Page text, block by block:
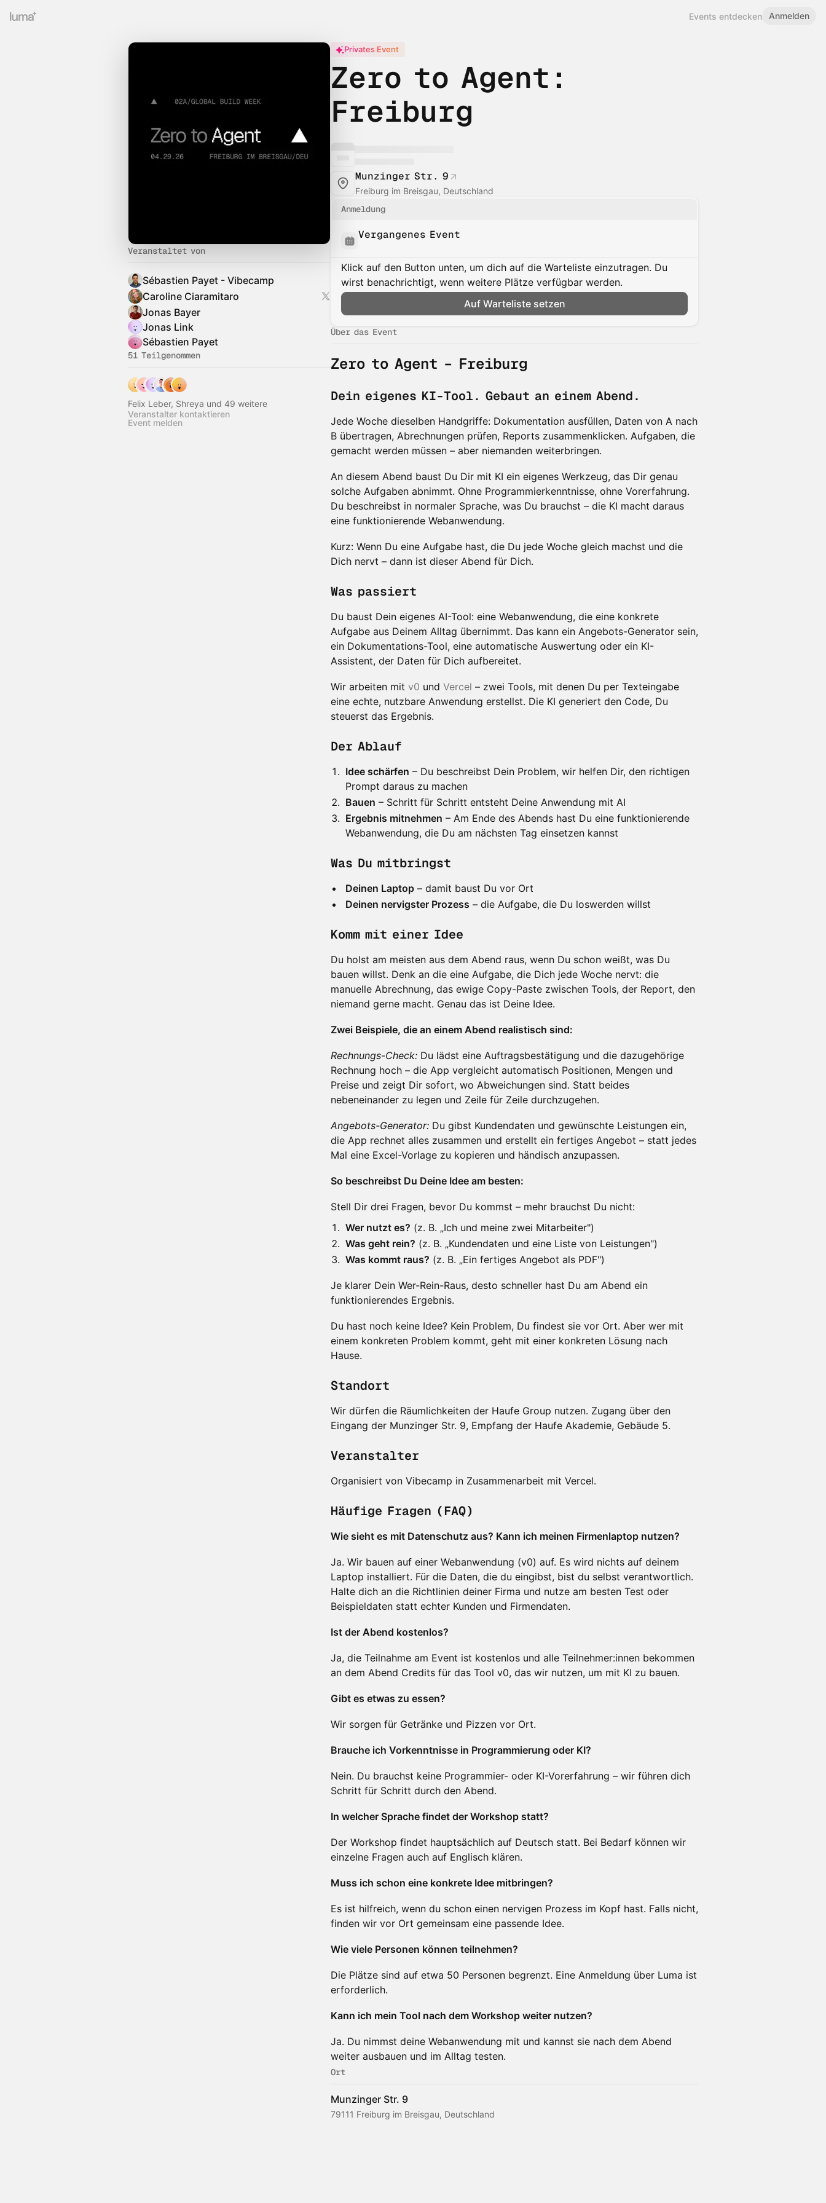
Events entdecken Anmelden
Veranstaltet von
Sébastien Payet - Vibecamp
Caroline Ciaramitaro
Jonas Bayer
Jonas Link
Sébastien Payet
51 Teilgenommen
Felix Leber, Shreya und 49 weitere
Veranstalter kontaktieren
Event melden
Privates Event
Zero to Agent:
Freiburg
Munzinger Str. 9
Freiburg im Breisgau, Deutschland
Anmeldung
Vergangenes Event
Klick auf den Button unten, um dich auf die Warteliste einzutragen. Du
wirst benachrichtigt, wenn weitere Plätze verfügbar werden.
Auf Warteliste setzen
Über das Event
Zero to Agent – Freiburg
Dein eigenes KI-Tool. Gebaut an einem Abend.
Jede Woche dieselben Handgriffe: Dokumentation ausfüllen, Daten von A nach
B übertragen, Abrechnungen prüfen, Reports zusammenklicken. Aufgaben, die
gemacht werden müssen – aber niemanden weiterbringen.
An diesem Abend baust Du Dir mit KI ein eigenes Werkzeug, das Dir genau
solche Aufgaben abnimmt. Ohne Programmierkenntnisse, ohne Vorerfahrung.
Du beschreibst in normaler Sprache, was Du brauchst – die KI macht daraus
eine funktionierende Webanwendung.
Kurz: Wenn Du eine Aufgabe hast, die Du jede Woche gleich machst und die
Dich nervt – dann ist dieser Abend für Dich.
Was passiert
Du baust Dein eigenes AI-Tool: eine Webanwendung, die eine konkrete
Aufgabe aus Deinem Alltag übernimmt. Das kann ein Angebots-Generator sein,
ein Dokumentations-Tool, eine automatische Auswertung oder ein KI-
Assistent, der Daten für Dich aufbereitet.
Wir arbeiten mit v0 und Vercel – zwei Tools, mit denen Du per Texteingabe
eine echte, nutzbare Anwendung erstellst. Die KI generiert den Code, Du
steuerst das Ergebnis.
Der Ablauf
Idee schärfen – Du beschreibst Dein Problem, wir helfen Dir, den richtigen
Prompt daraus zu machen
Bauen – Schritt für Schritt entsteht Deine Anwendung mit AI
Ergebnis mitnehmen – Am Ende des Abends hast Du eine funktionierende
Webanwendung, die Du am nächsten Tag einsetzen kannst
Was Du mitbringst
Deinen Laptop – damit baust Du vor Ort
Deinen nervigster Prozess – die Aufgabe, die Du loswerden willst
Komm mit einer Idee
Du holst am meisten aus dem Abend raus, wenn Du schon weißt, was Du
bauen willst. Denk an die eine Aufgabe, die Dich jede Woche nervt: die
manuelle Abrechnung, das ewige Copy-Paste zwischen Tools, der Report, den
niemand gerne macht. Genau das ist Deine Idee.
Zwei Beispiele, die an einem Abend realistisch sind:
Rechnungs-Check: Du lädst eine Auftragsbestätigung und die dazugehörige
Rechnung hoch – die App vergleicht automatisch Positionen, Mengen und
Preise und zeigt Dir sofort, wo Abweichungen sind. Statt beides
nebeneinander zu legen und Zeile für Zeile durchzugehen.
Angebots-Generator: Du gibst Kundendaten und gewünschte Leistungen ein,
die App rechnet alles zusammen und erstellt ein fertiges Angebot – statt jedes
Mal eine Excel-Vorlage zu kopieren und händisch anzupassen.
So beschreibst Du Deine Idee am besten:
Stell Dir drei Fragen, bevor Du kommst – mehr brauchst Du nicht:
Wer nutzt es? (z. B. „Ich und meine zwei Mitarbeiter")
Was geht rein? (z. B. „Kundendaten und eine Liste von Leistungen")
Was kommt raus? (z. B. „Ein fertiges Angebot als PDF")
Je klarer Dein Wer-Rein-Raus, desto schneller hast Du am Abend ein
funktionierendes Ergebnis.
Du hast noch keine Idee? Kein Problem, Du findest sie vor Ort. Aber wer mit
einem konkreten Problem kommt, geht mit einer konkreten Lösung nach
Hause.
Standort
Wir dürfen die Räumlichkeiten der Haufe Group nutzen. Zugang über den
Eingang der Munzinger Str. 9, Empfang der Haufe Akademie, Gebäude 5.
Veranstalter
Organisiert von Vibecamp in Zusammenarbeit mit Vercel.
Häufige Fragen (FAQ)
Wie sieht es mit Datenschutz aus? Kann ich meinen Firmenlaptop nutzen?
Ja. Wir bauen auf einer Webanwendung (v0) auf. Es wird nichts auf deinem
Laptop installiert. Für die Daten, die du eingibst, bist du selbst verantwortlich.
Halte dich an die Richtlinien deiner Firma und nutze am besten Test oder
Beispieldaten statt echter Kunden und Firmendaten.
Ist der Abend kostenlos?
Ja, die Teilnahme am Event ist kostenlos und alle Teilnehmer:innen bekommen
an dem Abend Credits für das Tool v0, das wir nutzen, um mit KI zu bauen.
Gibt es etwas zu essen?
Wir sorgen für Getränke und Pizzen vor Ort.
Brauche ich Vorkenntnisse in Programmierung oder KI?
Nein. Du brauchst keine Programmier- oder KI-Vorerfahrung – wir führen dich
Schritt für Schritt durch den Abend.
In welcher Sprache findet der Workshop statt?
Der Workshop findet hauptsächlich auf Deutsch statt. Bei Bedarf können wir
einzelne Fragen auch auf Englisch klären.
Muss ich schon eine konkrete Idee mitbringen?
Es ist hilfreich, wenn du schon einen nervigen Prozess im Kopf hast. Falls nicht,
finden wir vor Ort gemeinsam eine passende Idee.
Wie viele Personen können teilnehmen?
Die Plätze sind auf etwa 50 Personen begrenzt. Eine Anmeldung über Luma ist
erforderlich.
Kann ich mein Tool nach dem Workshop weiter nutzen?
Ja. Du nimmst deine Webanwendung mit und kannst sie nach dem Abend
weiter ausbauen und im Alltag testen.
Ort
Munzinger Str. 9
79111 Freiburg im Breisgau, Deutschland